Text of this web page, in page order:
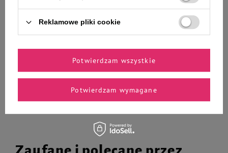
16,98 zł / kg
- +
Do koszyka
30,93 zł / kg
- +
Do koszyka
Reklamowe pliki cookie
Potwierdzam wymagane
Potwierdzam wszystkie